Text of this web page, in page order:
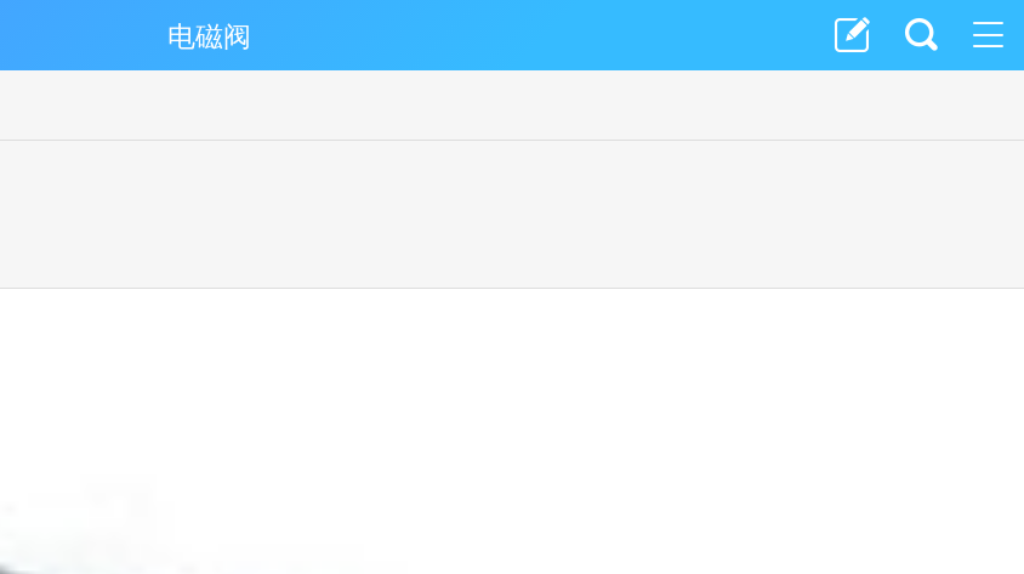
电磁阀